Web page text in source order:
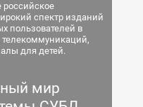
спектр изданий
пользователей в
телекоммуникаций,
для детей.
мир